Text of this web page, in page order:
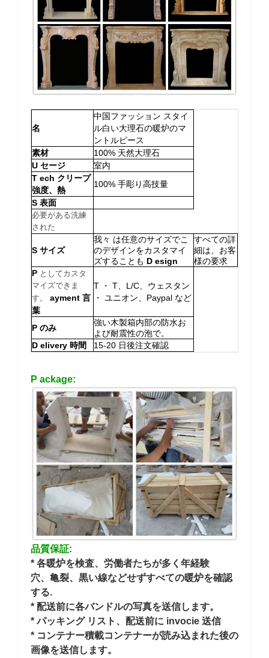
名
中国ファッション スタイ
ル白い大理石の暖炉のマ
ントルピース
素材
100% 天然大理石
U セージ
室内
T ech クリープ
強度、熱
100% 手彫り高技量
S 表面
必要がある洗練
された
S サイズ
我々 は任意のサイズでこ
のデザインをカスタマイ
ズすることも D esign
すべての詳
細は、お客
様の要求
P としてカスタ
マイズできま
す。
ayment 言
葉
T ・ T、L/C、ウェスタン
・ ユニオン、Paypal など
P のみ
強い木製箱内部の防水お
よび耐震性の泡で。
D elivery 時間 15-20 日後注文確認
P ackage:
品質保証:
* 各暖炉を検査、労働者たちが多く年経験
穴、亀裂、黒い線などせずすべての暖炉を確認
する.
* 配送前に各バンドルの写真を送信します。
* パッキング リスト、配送前に invocie 送信
* コンテナー積載コンテナーが読み込まれた後の
画像を送信します。